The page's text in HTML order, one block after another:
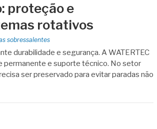
proteção e
rotativos
sobressalentes
durabilidade e segurança. A WATERTEC
e suporte técnico. No setor
ser preservado para evitar paradas não